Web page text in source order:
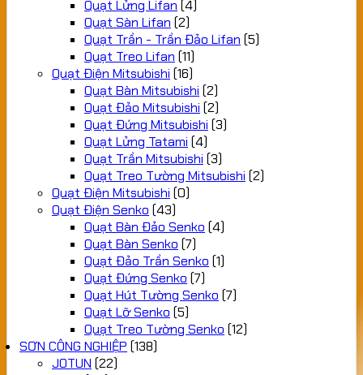
Quạt Lửng Lifan (4)
Quạt Sàn Lifan (2)
Quạt Trần - Trần Đảo Lifan (5)
Quạt Treo Lifan (11)
Quạt Điện Mitsubishi (16)
Quạt Bàn Mitsubishi (2)
Quạt Đảo Mitsubishi (2)
Quạt Đứng Mitsubishi (3)
Quạt Lửng Tatami (4)
Quạt Trần Mitsubishi (3)
Quạt Treo Tường Mitsubishi (2)
Quạt Điện Mitsubishi (0)
Quạt Điện Senko (43)
Quạt Bàn Đảo Senko (4)
Quạt Bàn Senko (7)
Quạt Đảo Trần Senko (1)
Quạt Đứng Senko (7)
Quạt Hút Tường Senko (7)
Quạt Lỡ Senko (5)
Quạt Treo Tường Senko (12)
SƠN CÔNG NGHIỆP (138)
JOTUN (22)